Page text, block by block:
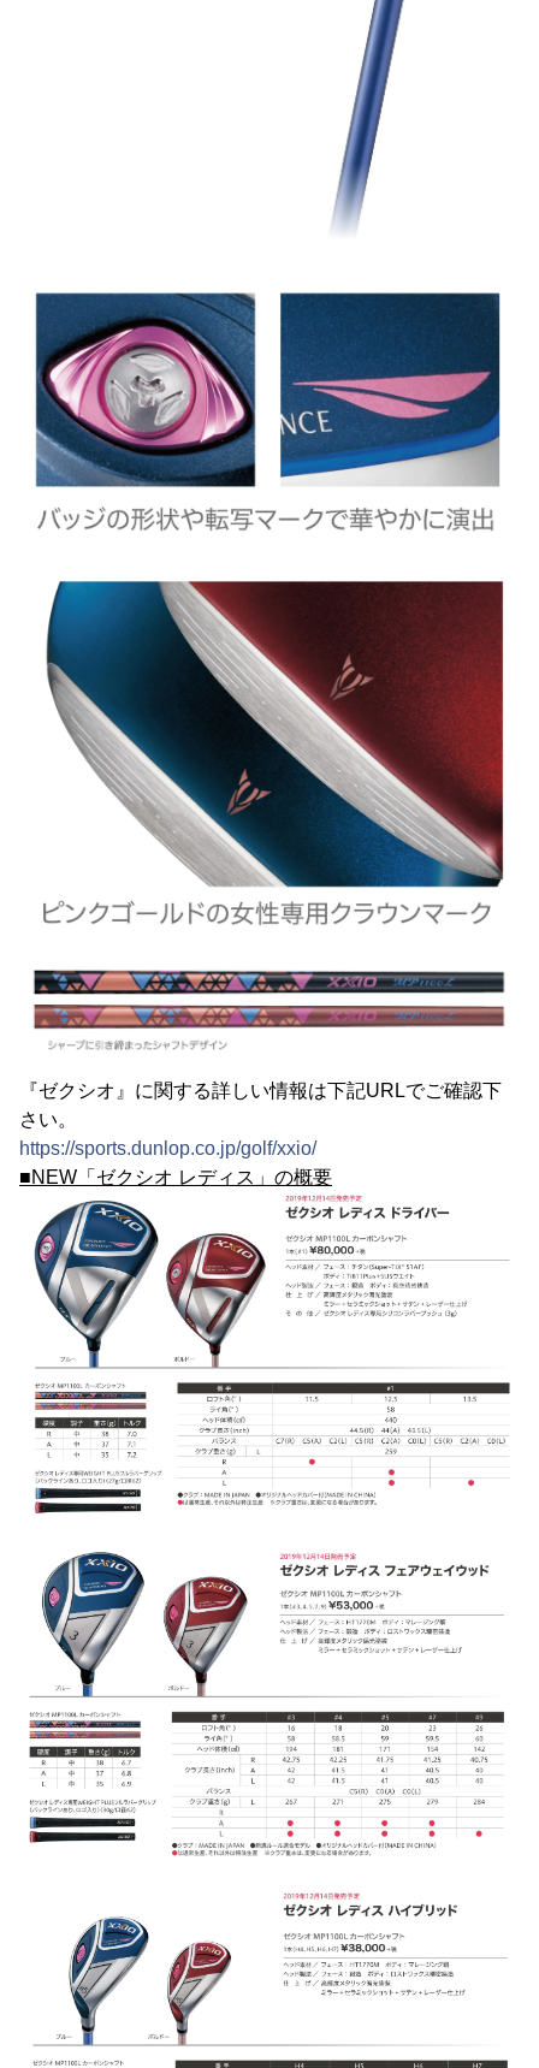
『ゼクシオ』に関する詳しい情報は下記URLでご確認下
さい。
https://sports.dunlop.co.jp/golf/xxio/
■NEW「ゼクシオ レディス」の概要